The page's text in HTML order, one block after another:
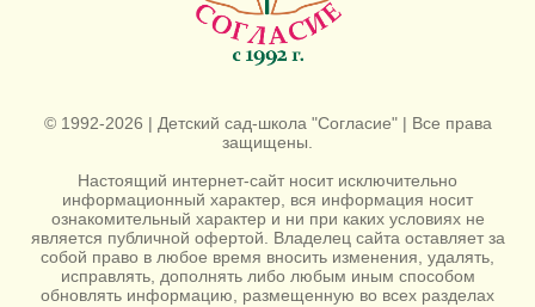
© 1992-2026 | Детский сад-школа "Согласие" | Все права
защищены.
Настоящий интернет-сайт носит исключительно
информационный характер, вся информация носит
ознакомительный характер и ни при каких условиях не
является публичной офертой. Владелец сайта оставляет за
собой право в любое время вносить изменения, удалять,
исправлять, дополнять либо любым иным способом
обновлять информацию, размещенную во всех разделах